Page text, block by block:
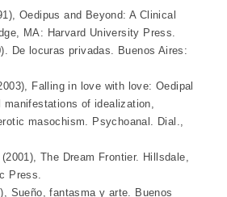
Oedipus and Beyond: A Clinical
MA: Harvard University Press.
De locuras privadas. Buenos Aires:
Falling in love with love: Oedipal
manifestations of idealization,
masochism. Psychoanal. Dial.,
The Dream Frontier. Hillsdale,
Press.
Sueño, fantasma y arte. Buenos